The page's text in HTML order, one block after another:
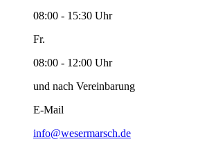
08:00 - 15:30 Uhr
Fr.
08:00 - 12:00 Uhr
und nach Vereinbarung
E-Mail
info@wesermarsch.de